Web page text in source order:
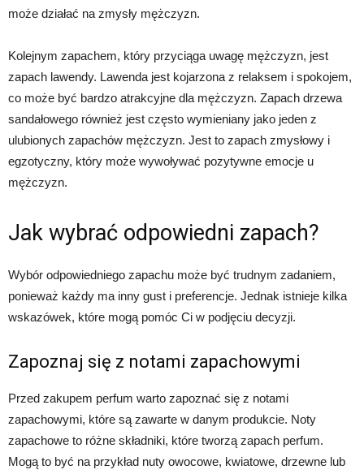
może działać na zmysły mężczyzn.
Kolejnym zapachem, który przyciąga uwagę mężczyzn, jest
zapach lawendy. Lawenda jest kojarzona z relaksem i spokojem,
co może być bardzo atrakcyjne dla mężczyzn. Zapach drzewa
sandałowego również jest często wymieniany jako jeden z
ulubionych zapachów mężczyzn. Jest to zapach zmysłowy i
egzotyczny, który może wywoływać pozytywne emocje u
mężczyzn.
Jak wybrać odpowiedni zapach?
Wybór odpowiedniego zapachu może być trudnym zadaniem,
ponieważ każdy ma inny gust i preferencje. Jednak istnieje kilka
wskazówek, które mogą pomóc Ci w podjęciu decyzji.
Zapoznaj się z notami zapachowymi
Przed zakupem perfum warto zapoznać się z notami
zapachowymi, które są zawarte w danym produkcie. Noty
zapachowe to różne składniki, które tworzą zapach perfum.
Mogą to być na przykład nuty owocowe, kwiatowe, drzewne lub